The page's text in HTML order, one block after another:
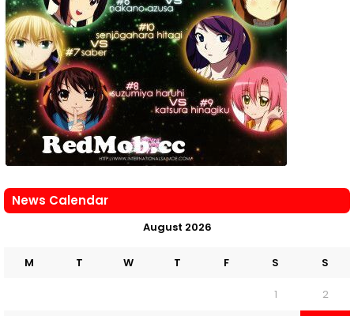
News Calendar
August 2026
M T W T F S S
1 2